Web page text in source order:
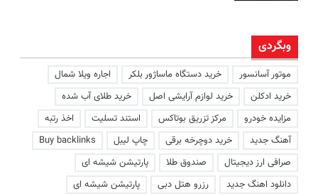
وبگردی
موتور آسانسور خرید دستگاه ماساژور بلکر
اجاره ویلا شمال
خرید ادکلن
خرید لوازم آرایشی اصل
خرید طلای آب شده
مزایده خودرو
مرکز تزریق بوتاکس استند تسلیت
اخذ رتبه
آهنگ جدید
خرید دوچرخه برقی چاپ لیبل
Buy backlinks
صرافی ارز دیجیتال
صندوق طلا
پارتیشن شیشه ای
دانلود اهنگ جدید
رزرو هتل دبی پارتیشن شیشه ای